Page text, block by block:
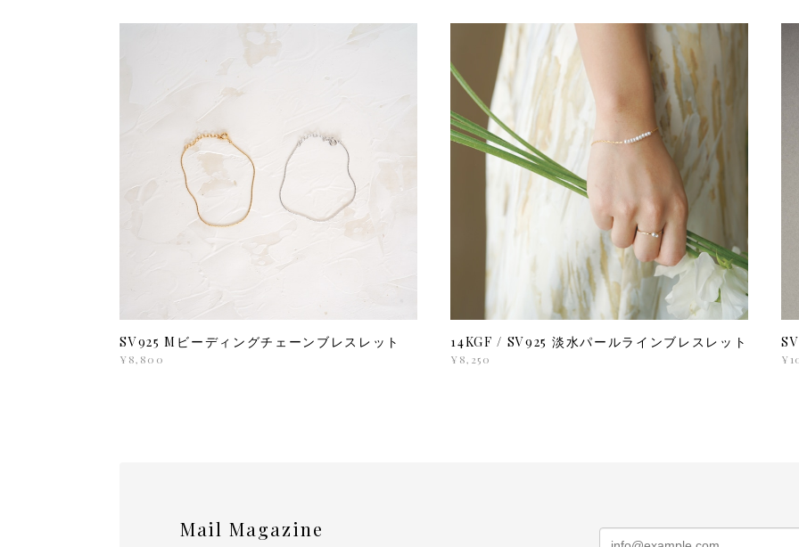
SV925 Mビーディングチェーンブレスレット
¥8,800
14KGF / SV925 淡水パールラインブレスレット
¥8,250
Mail Magazine